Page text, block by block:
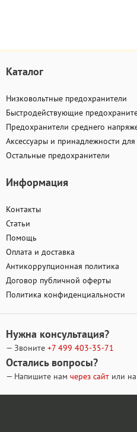
Каталог
Низковольтные предохранители
Быстродействующие
Предохранители среднего
Аксессуары и принадлежности
Остальные предохранители
Информация
Контакты
Статьи
Помощь
Оплата и доставка
Антикоррупционная политика
Договор публичной оферты
Политика конфиденциальности
Нужна консультация?
— Звоните +7 499 403-35-71
Остались вопросы?
— Напишите нам через сайт или